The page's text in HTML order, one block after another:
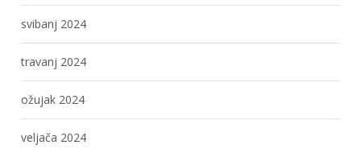
svibanj 2024
travanj 2024
ožujak 2024
veljača 2024